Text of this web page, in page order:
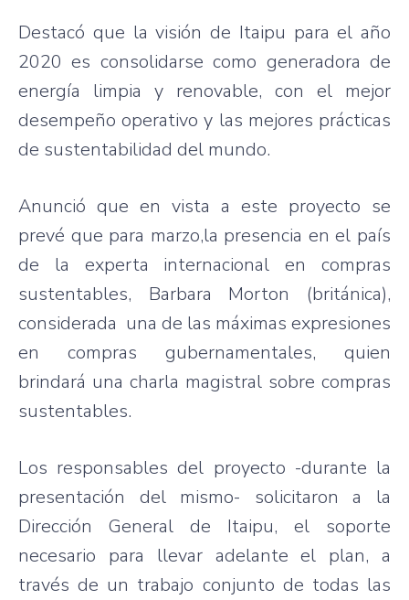
Destacó que la visión de Itaipu para el año
2020 es consolidarse como generadora de
energía limpia y renovable, con el mejor
desempeño operativo y las mejores prácticas
de sustentabilidad del mundo.
Anunció que en vista a este proyecto se
prevé que para marzo,la presencia en el país
de la experta internacional en compras
sustentables, Barbara Morton (británica),
considerada una de las máximas expresiones
en compras gubernamentales, quien
brindará una charla magistral sobre compras
sustentables.
Los responsables del proyecto -durante la
presentación del mismo- solicitaron a la
Dirección General de Itaipu, el soporte
necesario para llevar adelante el plan, a
través de un trabajo conjunto de todas las